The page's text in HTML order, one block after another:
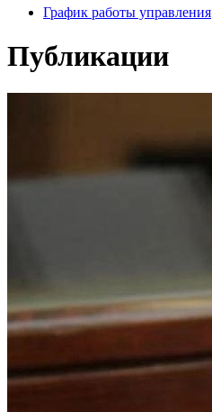
График работы управления
Публикации